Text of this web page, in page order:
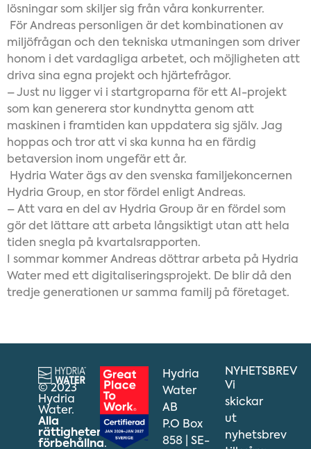
lösningar som skiljer sig från våra konkurrenter.
För Andreas personligen är det kombinationen av
miljöfrågan och den tekniska utmaningen som driver
honom i det vardagliga arbetet, och möjligheten att
driva sina egna projekt och hjärtefrågor.
– Just nu ligger vi i startgroparna för ett AI-projekt
som kan generera stor kundnytta genom att
maskinen i framtiden kan uppdatera sig själv. Jag
hoppas och tror att vi ska kunna ha en färdig
betaversion inom ungefär ett år.
Hydria Water ägs av den svenska familjekoncernen
Hydria Group, en stor fördel enligt Andreas.
– Att vara en del av Hydria Group är en fördel som
gör det lättare att arbeta långsiktigt utan att hela
tiden snegla på kvartalsrapporten.
I sommar kommer Andreas döttrar arbeta på Hydria
Water med ett digitaliseringsprojekt. De blir då den
tredje generationen ur samma familj på företaget.
© 2023
Hydria
Water.
Alla
rättigheter
förbehållna.
Hydria
Water
AB
P.O Box
858 | SE-
NYHETSBREV
Vi
skickar
ut
nyhetsbrev